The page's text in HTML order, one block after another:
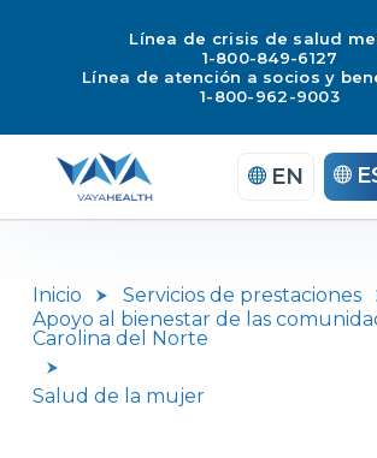
Línea de crisis de salud
1-800-849-6127
Línea de atención a socios y
1-800-962-9003
contenido
EN
Inicio
Servicios de prestaciones
Apoyo al bienestar de las
Carolina del Norte
Salud de la mujer